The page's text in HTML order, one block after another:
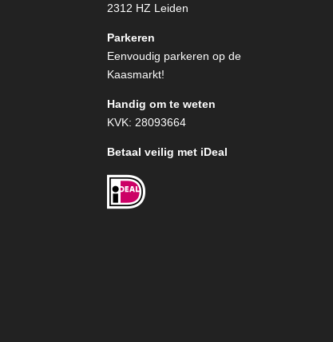
2312 HZ Leiden
Parkeren
Eenvoudig parkeren op de
Kaasmarkt!
Handig om te weten
KVK: 28093664
Betaal veilig met iDeal